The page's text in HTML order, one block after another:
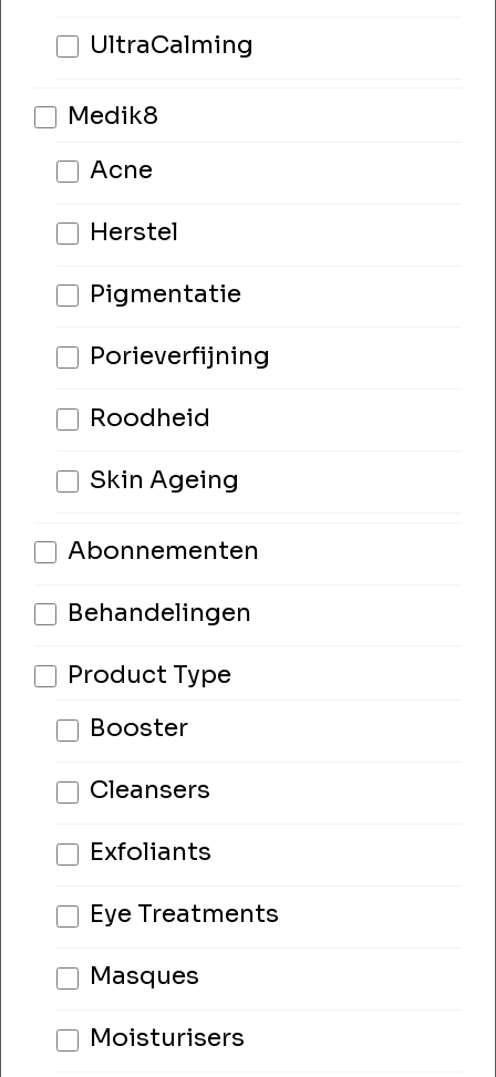
UltraCalming
Medik8
Acne
Herstel
Pigmentatie
Porieverfijning
Roodheid
Skin Ageing
Abonnementen
Behandelingen
Product Type
Booster
Cleansers
Exfoliants
Eye Treatments
Masques
Moisturisers